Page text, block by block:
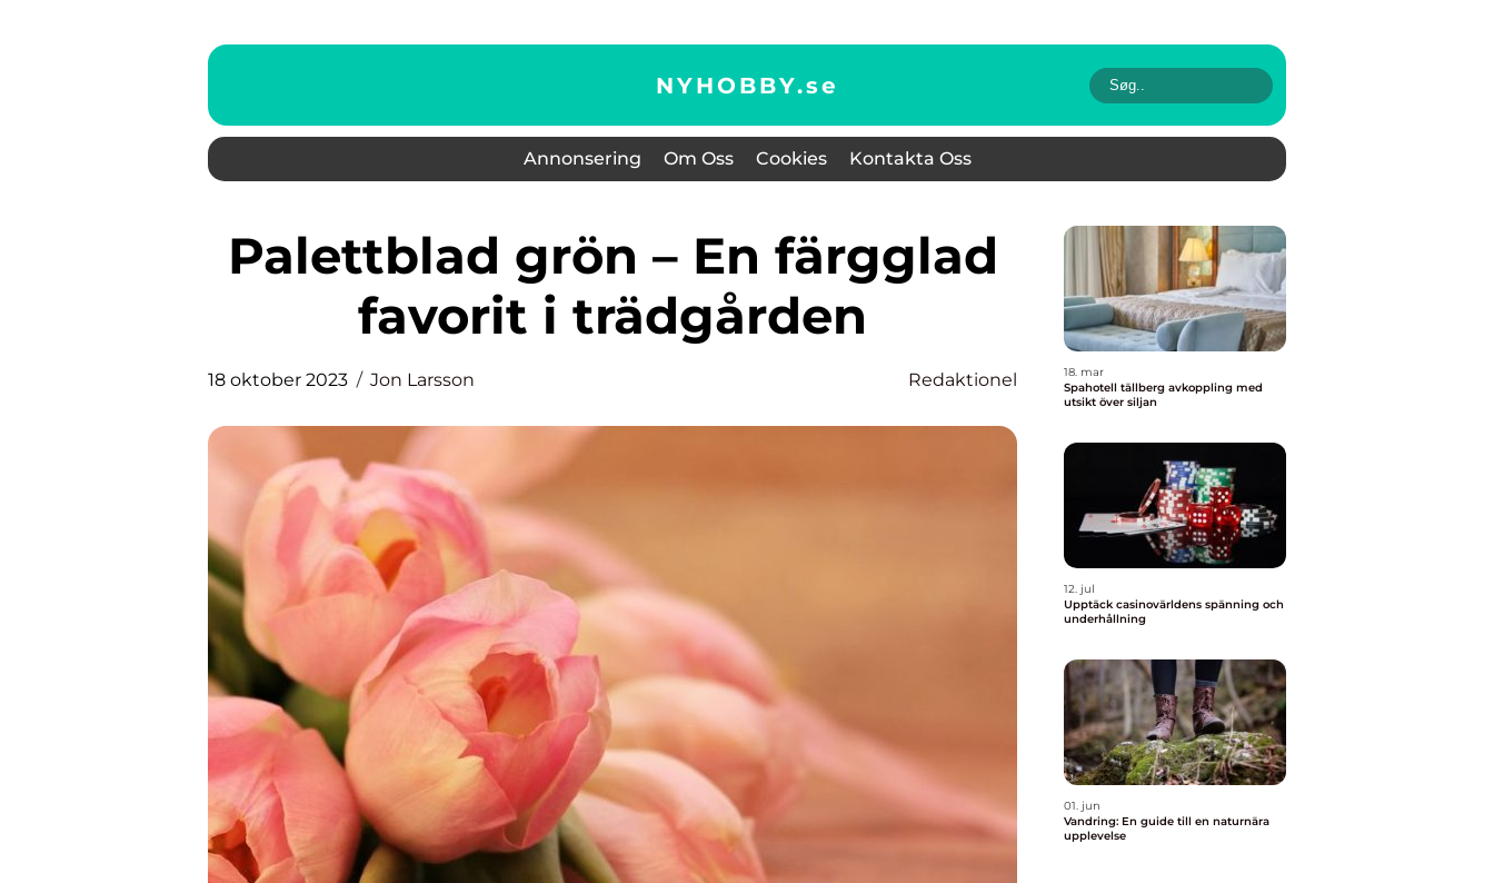
NYHOBBY.se
Annonsering Om Oss Cookies Kontakta Oss
Palettblad grön – En färgglad
favorit i trädgården
18 oktober 2023 Jon Larsson Redaktionel
18. mar
Spahotell tällberg avkoppling med
utsikt över siljan
12. jul
Upptäck casinovärldens spänning och
underhållning
01. jun
Vandring: En guide till en naturnära
upplevelse